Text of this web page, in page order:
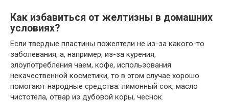
Как избавиться от желтизны в домашних
условиях?
Если твердые пластины пожелтели не из-за какого-то
заболевания, а, например, из-за курения,
злоупотребления чаем, кофе, использования
некачественной косметики, то в этом случае хорошо
помогают народные средства: лимонный сок, масло
чистотела, отвар из дубовой коры, чеснок.